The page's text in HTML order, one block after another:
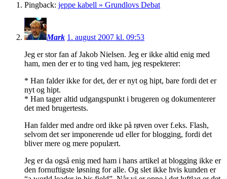
Pingback: jeppe kabell » Grundlovs Debat
Mark 1. august 2007 kl. 09:53
Jeg er stor fan af Jakob Nielsen. Jeg er ikke altid enig med
ham, men der er to ting ved ham, jeg respekterer:
* Han falder ikke for det, der er nyt og hipt, bare fordi det er
nyt og hipt.
* Han tager altid udgangspunkt i brugeren og dokumenterer
det med brugertests.
Han falder med andre ord ikke på røven over f.eks. Flash,
selvom det ser imponerende ud eller for blogging, fordi det
bliver mere og mere populært.
Jeg er da også enig med ham i hans artikel at blogging ikke er
den fornuftigste løsning for alle. Og slet ikke hvis kunden er